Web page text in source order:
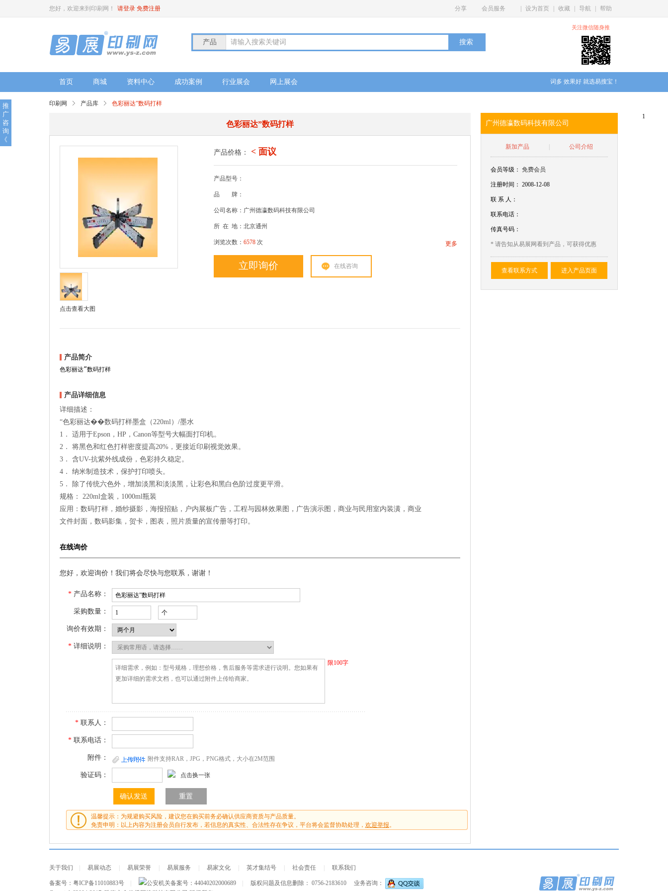
您好，欢迎来到印刷网！ 请登录 免费注册 分享 会员服务 设为首页 收藏 导航 帮助
产品 请输入搜索关键词
关注微信随身推
首页 商城 资料中心 成功案例 行业展会 网上展会 词多 效果好 就选易搜宝！
印刷网 产品库 色彩丽达”数码打样
色彩丽达”数码打样
点击查看大图
产品价格： < 面议
产品型号：
品 牌：
公司名称：广州德瀛数码科技有限公司
所 在 地：北京通州
浏览次数： 6578 次 更多
立即询价 在线咨询
产品简介
色彩丽达”数码打样
产品详细信息
详细描述：
“色彩丽达��数码打样墨盒（220ml）/墨水
1． 适用于Epson，HP，Canon等型号大幅面打印机。
2． 将黑色和红色打样密度提高20%，更接近印刷视觉效果。
3． 含UV-抗紫外线成份，色彩持久稳定。
4． 纳米制造技术，保护打印喷头。
5． 除了传统六色外，增加淡黑和淡淡黑，让彩色和黑白色阶过度更平滑。
规格： 220ml盒装，1000ml瓶装
应用：数码打样，婚纱摄影，海报招贴，户内展板广告，工程与园林效果图，广告演示图，商业与民用室内装潢，商业
文件封面，数码影集，贺卡，图表，照片质量的宣传册等打印。
在线询价
您好，欢迎询价！我们将会尽快与您联系，谢谢！
* 产品名称：
采购数量：
询价有效期：
* 详细说明：
限100字
* 联系人：
* 联系电话：
附件： 附件支持RAR，JPG，PNG格式，大小在2M范围
验证码： 点击换一张
温馨提示：为规避购买风险，建议您在购买前务必确认供应商资质与产品质量。
免责申明：以上内容为注册会员自行发布，若信息的真实性、合法性存在争议，平台将会监督协助处理， 欢迎举报 。
广州德瀛数码科技有限公司
新加产品 公司介绍
会员等级：免费会员
注册时间： 2008-12-08
联 系 人：
联系电话：
传真号码：
* 请告知从易展网看到产品，可获得优惠
查看联系方式 进入产品页面
关于我们 易展动态 易展荣誉 易展服务 易家文化 英才集结号 社会责任 联系我们
备案号： 粤ICP备11010883号 公安机关备案号： 44040202000689 版权问题及信息删除： 0756-2183610
业务咨询：
推
广
咨
询
《
1